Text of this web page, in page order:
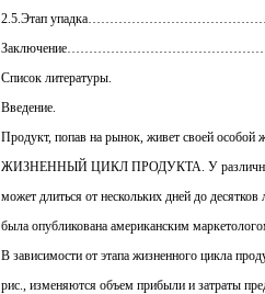
2.5.Этап
Список литературы.
Введение.
Продукт, попав на рынок, живет своей особой
ЖИЗНЕННЫЙ ЦИКЛ ПРОДУКТА. У различных
может длиться от нескольких дней до
была опубликована американским
В зависимости от этапа жизненного цикла
рис., изменяются объем прибыли и затраты